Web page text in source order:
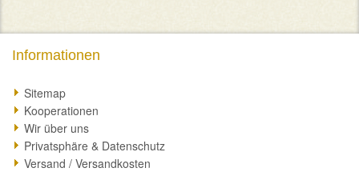
Informationen
Sitemap
Kooperationen
Wir über uns
Privatsphäre & Datenschutz
Versand / Versandkosten